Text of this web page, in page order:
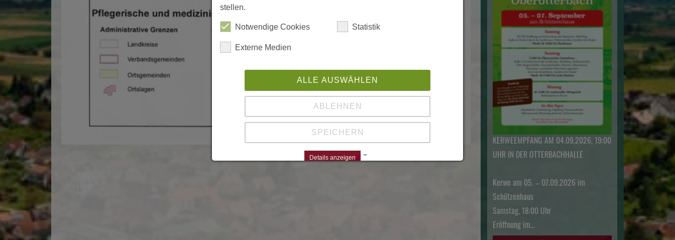
KERWEEMPFANG AM 04.09.2026, 19:00
UHR IN DER OTTERBACHHALLE
Kerwe am 05. – 07.09.2026 im
Schützenhaus
Samstag, 18:00 Uhr
Eröffnung im…
stellen.
Notwendige Cookies Statistik
Externe Medien
ALLE AUSWÄHLEN
ABLEHNEN
SPEICHERN
Details anzeigen